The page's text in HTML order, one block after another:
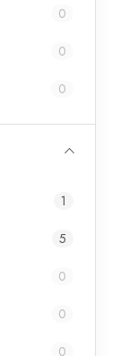
0
0
0
1
5
0
0
0